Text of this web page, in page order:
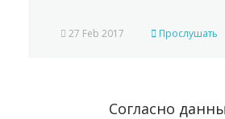
27 Feb 2017 Прослушать
Согласно